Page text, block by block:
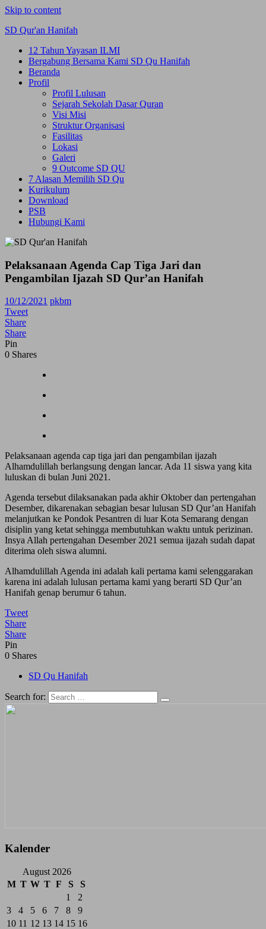
Skip to content
SD Qur'an Hanifah
12 Tahun Yayasan ILMI
Bergabung Bersama Kami SD Qu Hanifah
Beranda
Profil
Profil Lulusan
Sejarah Sekolah Dasar Quran
Visi Misi
Struktur Organisasi
Fasilitas
Lokasi
Galeri
9 Outcome SD QU
7 Alasan Memilih SD Qu
Kurikulum
Download
PSB
Hubungi Kami
Pelaksanaan Agenda Cap Tiga Jari dan
Pengambilan Ijazah SD Qur’an Hanifah
10/12/2021 pkbm
Tweet
Share
Share
Pin
0 Shares
Pelaksanaan agenda cap tiga jari dan pengambilan ijazah
Alhamdulillah berlangsung dengan lancar. Ada 11 siswa yang kita
luluskan di bulan Juni 2021.
Agenda tersebut dilaksanakan pada akhir Oktober dan pertengahan
Desember, dikarenakan sebagian besar lulusan SD Qur’an Hanifah
melanjutkan ke Pondok Pesantren di luar Kota Semarang dengan
disiplin yang ketat sehingga membutuhkan waktu untuk perizinan.
Insya Allah pertengahan Desember 2021 semua ijazah sudah dapat
diterima oleh siswa alumni.
Alhamdulillah Agenda ini adalah kali pertama kami selenggarakan
karena ini adalah lulusan pertama kami yang berarti SD Qur’an
Hanifah genap berumur 6 tahun.
Tweet
Share
Share
Pin
0 Shares
SD Qu Hanifah
Search for:
Kalender
August 2026
M T W T F S
S
1
2
3
4 5 6 7 8
9
10 11 12 13 14 15 16